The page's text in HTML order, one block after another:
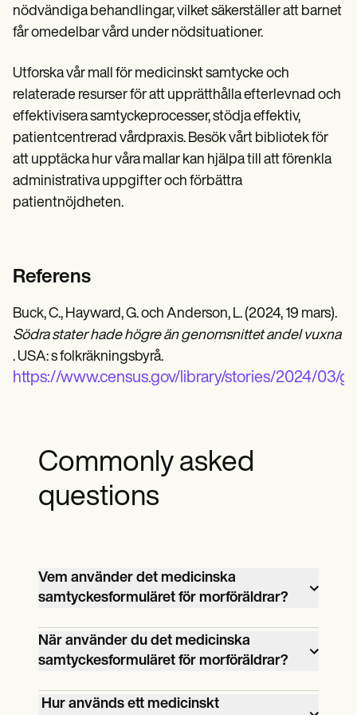
nödvändiga behandlingar, vilket säkerställer att barnet
får omedelbar vård under nödsituationer.
Utforska vår mall för medicinskt samtycke och
relaterade resurser för att upprätthålla efterlevnad och
effektivisera samtyckeprocesser, stödja effektiv,
patientcentrerad vårdpraxis. Besök vårt bibliotek för
att upptäcka hur våra mallar kan hjälpa till att förenkla
administrativa uppgifter och förbättra
patientnöjdheten.
Referens
Buck, C., Hayward, G. och Anderson, L. (2024, 19 mars).
Södra stater hade högre än genomsnittet andel vuxna
. USA: s folkräkningsbyrå.
https://www.census.gov/library/stories/2024/03/
Commonly asked
questions
Vem använder det medicinska
samtyckesformuläret för morföräldrar?
Föräldrar eller vårdnadshavare använder
Medicinsk samtyckesformulär för
när de vill bemyndiga barnets
morföräldrar att fatta vårdbeslut för deras
räkning.
När använder du det medicinska
samtyckesformuläret för morföräldrar?
Detta formulär, eller ett medicinskt
frisläppningsformulär, används när
‍ Hur används ett medicinskt